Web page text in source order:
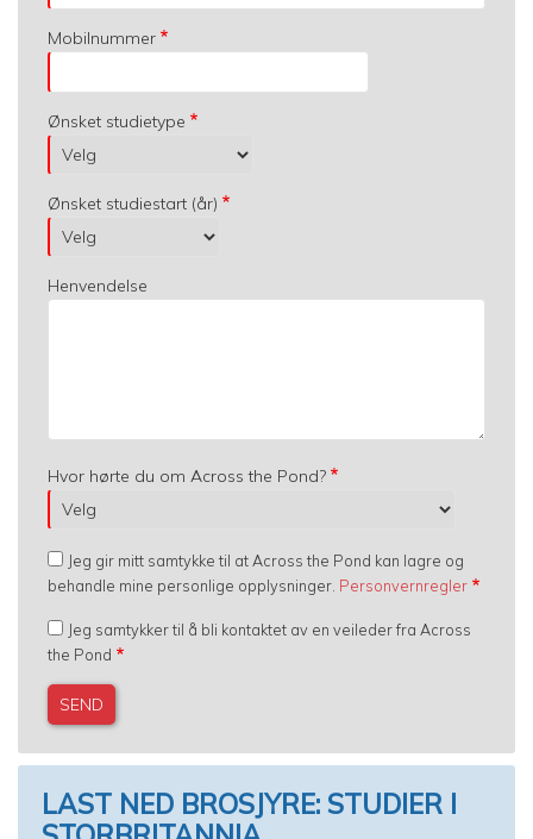
Mobilnummer
Ønsket studietype
Ønsket studiestart (år)
Henvendelse
Hvor hørte du om Across the Pond?
Jeg gir mitt samtykke til at Across the Pond kan lagre og
behandle mine personlige opplysninger. Personvernregler
Jeg samtykker til å bli kontaktet av en veileder fra Across
the Pond
LAST NED BROSJYRE: STUDIER I